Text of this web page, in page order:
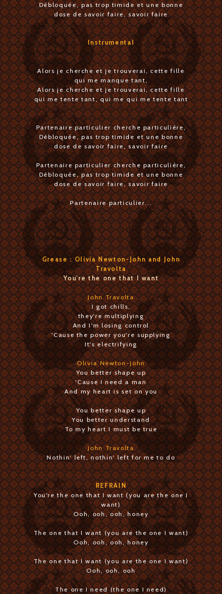
Débloquée, pas trop timide et une bonne
dose de savoir faire, savoir faire
Instrumental
Alors je cherche et je trouverai, cette fille
qui me manque tant,
Alors je cherche et je trouverai, cette fille
qui me tente tant, qui me qui me tente tant
Partenaire particulier cherche particulière,
Débloquée, pas trop timide et une bonne
dose de savoir faire, savoir faire
Partenaire particulier cherche particulière,
Débloquée, pas trop timide et une bonne
dose de savoir faire, savoir faire
Partenaire particulier...
Grease : Olivia Newton-John and John
Travolta
You're the one that I want
John Travolta
I got chills,
they're multiplying
And I'm losing control
'Cause the power you're supplying
It's electrifying
Olivia Newton-John
You better shape up
'Cause I need a man
And my heart is set on you
You better shape up
You better understand
To my heart I must be true
John Travolta
Nothin' left, nothin' left for me to do
REFRAIN
You're the one that I want (you are the one I
want)
Ooh, ooh, ooh, honey
The one that I want (you are the one I want)
Ooh, ooh, ooh, honey
The one that I want (you are the one I want)
Ooh, ooh, ooh
The one I need (the one I need)